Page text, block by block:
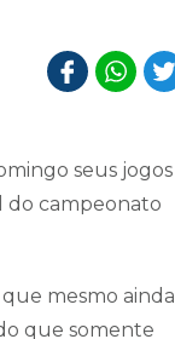
seus jogos
do campeonato
mesmo ainda
que somente